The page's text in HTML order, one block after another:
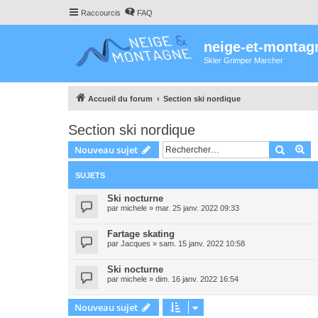
Raccourcis FAQ
neige-et-
Skier Grimper Marcher
Accueil du forum Section ski nordique
Section ski nordique
Nouveau sujet
SUJETS
Ski nocturne
par michele » mar. 25 janv. 2022 09:33
Fartage skating
par Jacques » sam. 15 janv. 2022 10:58
Ski nocturne
par michele » dim. 16 janv. 2022 16:54
Nouveau sujet